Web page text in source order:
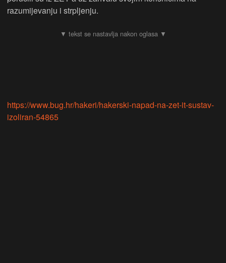
razumijevanju i strpljenju.
https://www.bug.hr/hakeri/hakerski-napad-na-zet-it-sustav-
izoliran-54865